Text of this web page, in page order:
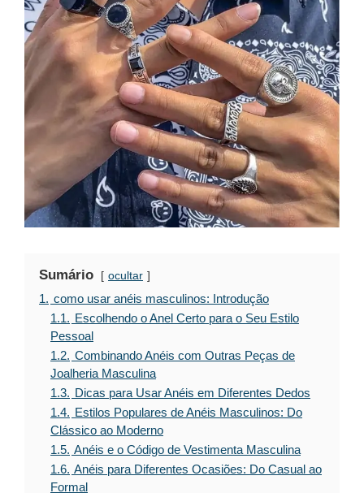
Sumário ocultar
1. como usar anéis masculinos: Introdução
1.1. Escolhendo o Anel Certo para o Seu Estilo
Pessoal
1.2. Combinando Anéis com Outras Peças de
Joalheria Masculina
1.3. Dicas para Usar Anéis em Diferentes Dedos
1.4. Estilos Populares de Anéis Masculinos: Do
Clássico ao Moderno
1.5. Anéis e o Código de Vestimenta Masculina
1.6. Anéis para Diferentes Ocasiões: Do Casual ao
Formal